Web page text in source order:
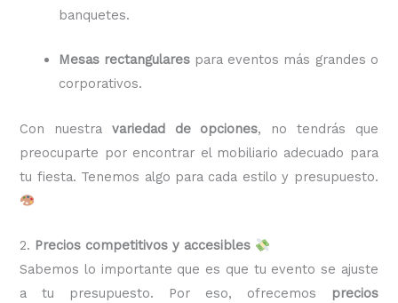
banquetes.
Mesas rectangulares para eventos más grandes o
corporativos.
Con nuestra variedad de opciones, no tendrás que
preocuparte por encontrar el mobiliario adecuado para
tu fiesta. Tenemos algo para cada estilo y presupuesto.
2. Precios competitivos y accesibles
Sabemos lo importante que es que tu evento se ajuste
a tu presupuesto. Por eso, ofrecemos
precios